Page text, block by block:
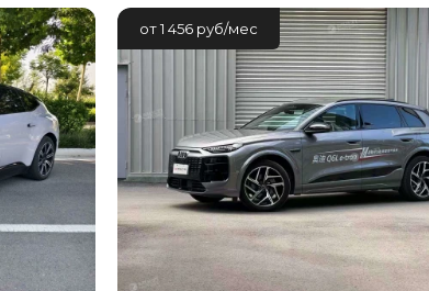
от 1 456 руб/мес